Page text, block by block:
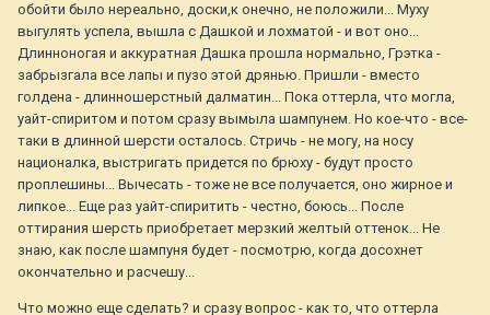
обойти было нереально, доски,к онечно, не положили... Муху
выгулять успела, вышла с Дашкой и лохматой - и вот оно...
Длинноногая и аккуратная Дашка прошла нормально, Грэтка -
забрызгала все лапы и пузо этой дрянью. Пришли - вместо
голдена - длинношерстный далматин... Пока оттерла, что могла,
уайт-спиритом и потом сразу вымыла шампунем. Но кое-что - все-
таки в длинной шерсти осталось. Стричь - не могу, на носу
националка, выстригать придется по брюху - будут просто
проплешины... Вычесать - тоже не все получается, оно жирное и
липкое... Еще раз уайт-спиритить - честно, боюсь... После
оттирания шерсть приобретает мерзкий желтый оттенок... Не
знаю, как после шампуня будет - посмотрю, когда досохнет
окончательно и расчешу...
Что можно еще сделать? и сразу вопрос - как то, что оттерла